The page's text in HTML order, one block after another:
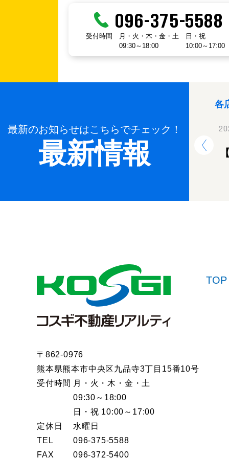
096-375-5588
受付時間
月・火・木・金・土
09:30～18:00
日・祝
10:00～17:00
最新のお知らせはこちらでチェック！
最新情報
各
2024.12.26
年末年始休業のお知らせ
〒862-0976
熊本県熊本市中央区九品寺3丁目15番10号
受付時間 月・火・木・金・土
09:30～18:00
日・祝 10:00～17:00
定休日
水曜日
TEL
096-375-5588
FAX
096-372-5400
TOP